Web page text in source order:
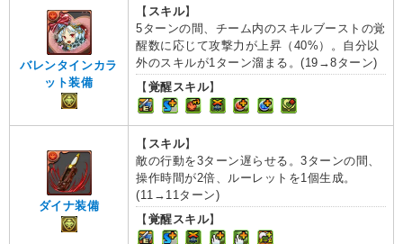
バレンタインカラ
ット装備
【 スキル】
5ターンの間、チーム内のスキルブーストの覚
醒数に応じて攻撃力が上昇（40%）。自分以
外のスキルが1ターン溜まる。(19→8ターン)
【覚醒スキル】
ダイナ装備
【 スキル】
敵の行動を3ターン遅らせる。3ターンの間、
操作時間が2倍、ルーレットを1個生成。
(11→11ターン)
【覚醒スキル】